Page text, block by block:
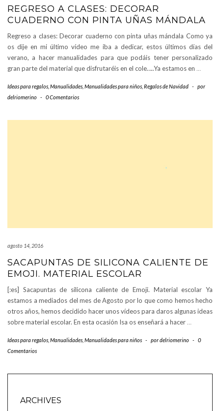
REGRESO A CLASES: DECORAR
CUADERNO CON PINTA UÑAS MÁNDALA
Regreso a clases: Decorar cuaderno con pinta uñas mándala Como ya
os dije en mi último vídeo me iba a dedicar, estos últimos días del
verano, a hacer manualidades para que podáis tener personalizado
gran parte del material que disfrutaréis en el cole…..Ya estamos en …
Ideas para regalos Manualidades Manualidades para niños Regalos de Navidad -
por
delriomerino - 0 Comentarios
agosto 14, 2016
SACAPUNTAS DE SILICONA CALIENTE DE
EMOJI. MATERIAL ESCOLAR
[:es] Sacapuntas de silicona caliente de Emoji. Material escolar Ya
estamos a mediados del mes de Agosto por lo que como hemos hecho
otros años, hemos decidido hacer unos vídeos para daros algunas ideas
sobre material escolar. En esta ocasión Isa os enseñará a hacer …
Ideas para regalos Manualidades Manualidades para niños - pordelriomerino -
0
Comentarios
ARCHIVES